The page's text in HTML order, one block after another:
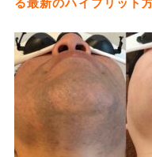
る最新のハイブリット